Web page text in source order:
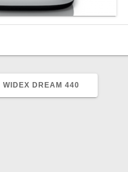
VORHERIGER
WIDEX DREAM 440